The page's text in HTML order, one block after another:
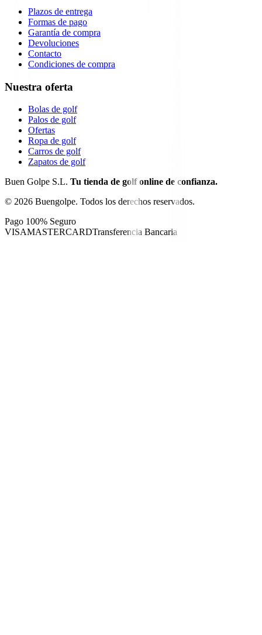
Plazos de entrega
Formas de pago
Garantía de compra
Devoluciones
Contacto
Condiciones de compra
Nuestra oferta
Bolas de golf
Palos de golf
Ofertas
Ropa de golf
Carros de golf
Zapatos de golf
Buen Golpe S.L. Tu tienda de golf online de confianza.
© 2026 Buengolpe. Todos los derechos reservados.
Pago 100% Seguro
VISAMASTERCARDTransferencia Bancaria